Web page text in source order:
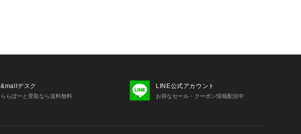
&mallデスク
ららぽーと受取なら送料無料
LINE公式アカウント
お得なセール・クーポン情報配信中